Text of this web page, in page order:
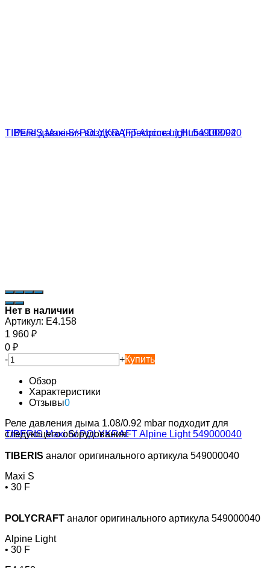
Нет в наличии
Артикул: E4.158
1 960 ₽
0 ₽
-
+Купить
Обзор
Характеристики
Отзывы0
Реле давления дыма 1.08/0.92 mbar подходит для
следующего оборудования:
TIBERIS аналог оригинального артикула 549000040
Maxi S
• 30 F
POLYCRAFT аналог оригинального артикула 549000040
Alpine Light
• 30 F